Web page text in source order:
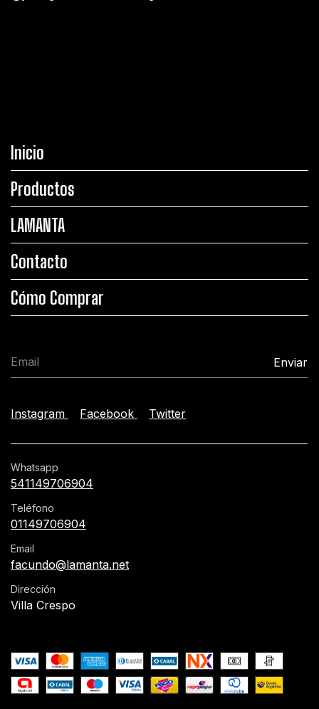
Inicio
Productos
LAMANTA
Contacto
Cómo Comprar
Instagram Facebook Twitter
Whatsapp
541149706904
Teléfono
01149706904
Email
facundo@lamanta.net
Dirección
Villa Crespo